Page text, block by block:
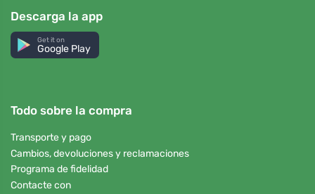
Descarga la app
Get it on
Google Play
Todo sobre la compra
Transporte y pago
Cambios, devoluciones y reclamaciones
Programa de fidelidad
Contacte con